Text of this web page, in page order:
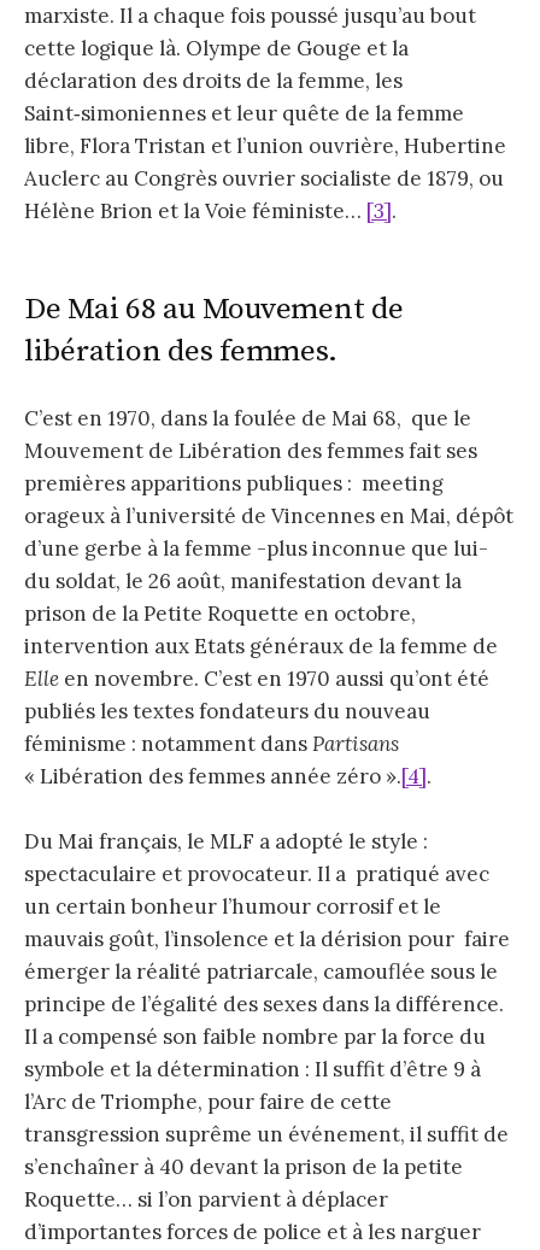
marxiste. Il a chaque fois poussé jusqu’au bout
cette logique là. Olympe de Gouge et la
déclaration des droits de la femme, les
Saint‑simoniennes et leur quête de la femme
libre, Flora Tristan et l’union ouvrière, Hubertine
Auclerc au Congrès ouvrier socialiste de 1879, ou
Hélène Brion et la Voie féministe… [3].
De Mai 68 au Mouvement de
libération des femmes.
C’est en 1970, dans la foulée de Mai 68, que le
Mouvement de Libération des femmes fait ses
premières apparitions publiques : meeting
orageux à l’université de Vincennes en Mai, dépôt
d’une gerbe à la femme -plus inconnue que lui-
du soldat, le 26 août, manifestation devant la
prison de la Petite Roquette en octobre,
intervention aux Etats généraux de la femme de
Elle en novembre. C’est en 1970 aussi qu’ont été
publiés les textes fondateurs du nouveau
féminisme : notamment dansPartisans
« Libération des femmes année zéro ».[4].
Du Mai français, le MLF a adopté le style :
spectaculaire et provocateur. Il a pratiqué avec
un certain bonheur l’humour corrosif et le
mauvais goût, l’insolence et la dérision pour faire
émerger la réalité patriarcale, camouflée sous le
principe de l’égalité des sexes dans la différence.
Il a compensé son faible nombre par la force du
symbole et la détermination : Il suffit d’être 9 à
l’Arc de Triomphe, pour faire de cette
transgression suprême un événement, il suffit de
s’enchaîner à 40 devant la prison de la petite
Roquette… si l’on parvient à déplacer
d’importantes forces de police et à les narguer